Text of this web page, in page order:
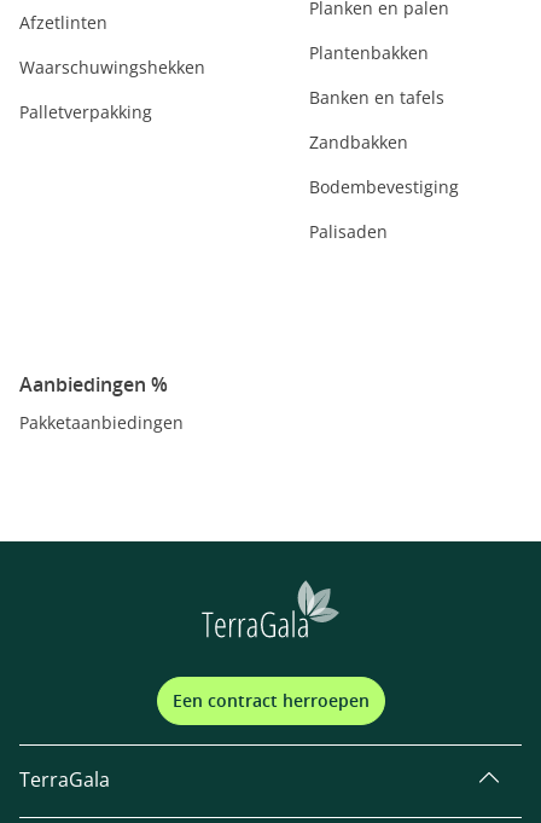
Afzetlinten
Waarschuwingshekken
Palletverpakking
Planken en palen
Plantenbakken
Banken en tafels
Zandbakken
Bodembevestiging
Palisaden
Aanbiedingen %
Pakketaanbiedingen
Een contract herroepen
TerraGala